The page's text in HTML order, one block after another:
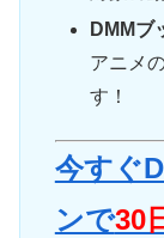
DMMブ
アニメ
す！
今すぐ
ンで30